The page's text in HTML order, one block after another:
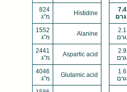
7.4
גרם
Histidine
824
מ"ג
2.1
גרם
Alanine
1552
מ"ג
2.9
גרם
Aspartic acid
2441
מ"ג
1.6
גרם
Glutamic acid
4046
מ"ג